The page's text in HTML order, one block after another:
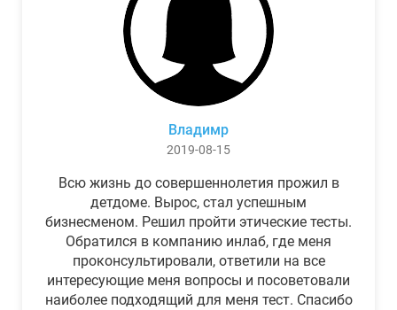
Владимр
2019-08-15
Всю жизнь до совершеннолетия прожил в
детдоме. Вырос, стал успешным
бизнесменом. Решил пройти этические тесты.
Обратился в компанию инлаб, где меня
проконсультировали, ответили на все
интересующие меня вопросы и посоветовали
наиболее подходящий для меня тест. Спасибо